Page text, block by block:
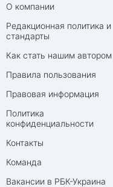
О компании
Редакционная политика и
стандарты
Как стать нашим автором
Правила пользования
Правовая информация
Политика
конфиденциальности
Контакты
Команда
Вакансии в РБК-Украина